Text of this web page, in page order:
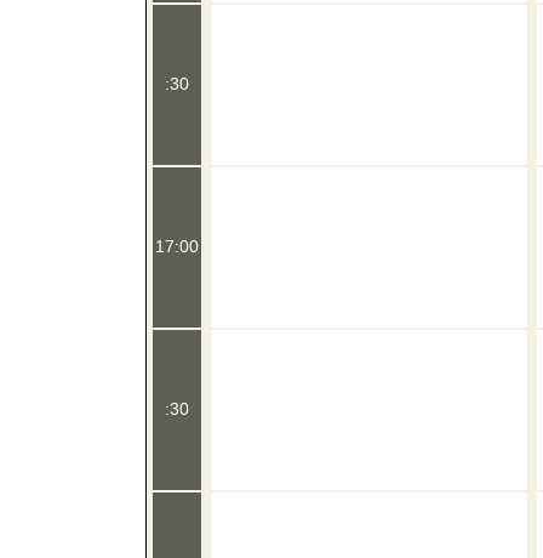
:30
17:00
:30